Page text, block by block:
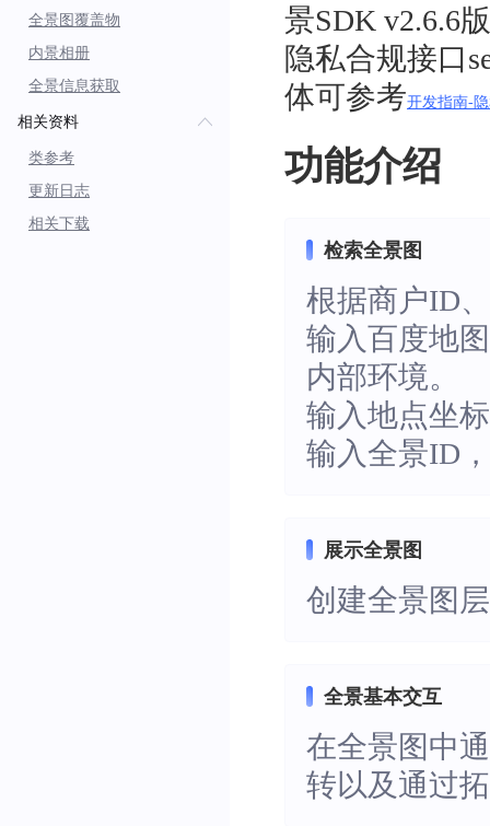
全景图覆盖物
内景相册
全景信息获取
相关资料
类参考
更新日志
相关下载
景SDK v2.6.6
隐私合规接口
体可参考开发指南-
功能介绍
检索全景图
根据商户ID
输入百度地
内部环境。
输入地点坐
输入全景ID
展示全景图
创建全景图
全景基本交互
在全景图中
转以及通过